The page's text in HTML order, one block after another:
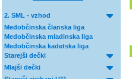
2. SML - vzhod
Medobčinska članska liga
Medobčinska mladinska liga
Medobčinska kadetska liga
Starejši dečki
Mlajši dečki